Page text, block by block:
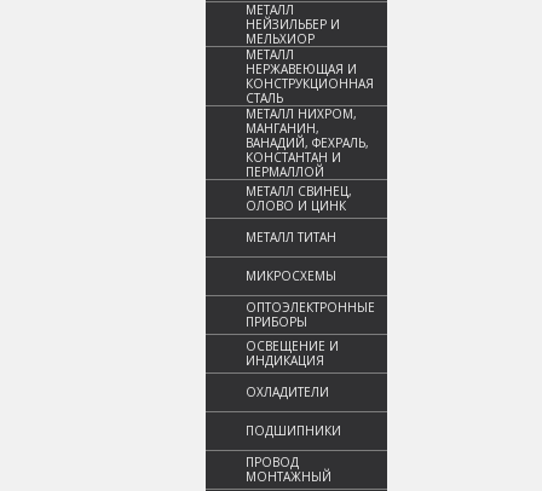
МЕТАЛЛ
НЕЙЗИЛЬБЕР И
МЕЛЬХИОР
МЕТАЛЛ
НЕРЖАВЕЮЩАЯ И
КОНСТРУКЦИОННАЯ
СТАЛЬ
МЕТАЛЛ НИХРОМ,
МАНГАНИН,
ВАНАДИЙ, ФЕХРАЛЬ,
КОНСТАНТАН И
ПЕРМАЛЛОЙ
МЕТАЛЛ СВИНЕЦ,
ОЛОВО И ЦИНК
МЕТАЛЛ ТИТАН
МИКРОСХЕМЫ
ОПТОЭЛЕКТРОННЫЕ
ПРИБОРЫ
ОСВЕЩЕНИЕ И
ИНДИКАЦИЯ
ОХЛАДИТЕЛИ
ПОДШИПНИКИ
ПРОВОД
МОНТАЖНЫЙ